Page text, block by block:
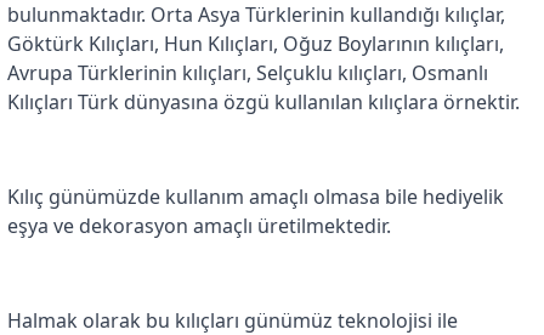
bulunmaktadır. Orta Asya Türklerinin kullandığı kılıçlar,
Göktürk Kılıçları, Hun Kılıçları, Oğuz Boylarının kılıçları,
Avrupa Türklerinin kılıçları, Selçuklu kılıçları, Osmanlı
Kılıçları Türk dünyasına özgü kullanılan kılıçlara örnektir.
Kılıç günümüzde kullanım amaçlı olmasa bile hediyelik
eşya ve dekorasyon amaçlı üretilmektedir.
Halmak olarak bu kılıçları günümüz teknolojisi ile